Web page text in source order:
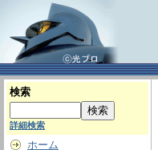
検索
詳細検索
ホーム